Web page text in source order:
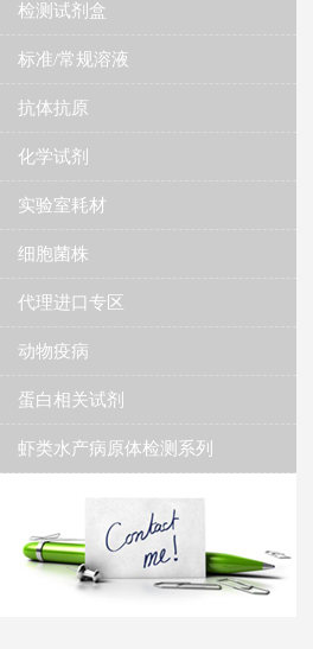
检测试剂盒
标准/常规溶液
抗体抗原
化学试剂
实验室耗材
细胞菌株
代理进口专区
动物疫病
蛋白相关试剂
虾类水产病原体检测系列